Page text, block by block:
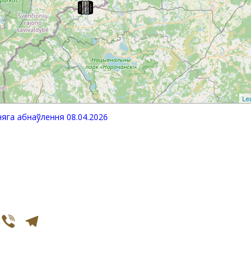
абнаўлення 08.04.2026
WhatsApp
Viber